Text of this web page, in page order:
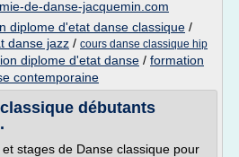
de-danse-jacquemin.com
diplome d'etat danse classique /
danse jazz / cours danse classique hip
diplome d'etat danse / formation
contemporaine
débutants
stages de Danse classique pour